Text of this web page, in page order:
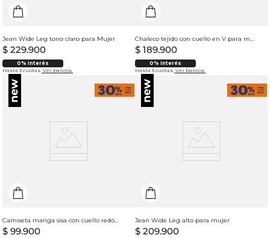
Jean Wide Leg tono claro para Mujer
$ 229.900
0% Interés
Hasta 3 cuotas. Ver bancos.
Chaleco tejido con cuello en V para mujer
$ 189.900
0% Interés
Hasta 3 cuotas. Ver bancos.
Camiseta manga sisa con cuello redondo para mujer
$ 99.900
Jean Wide Leg alto para mujer
$ 209.900